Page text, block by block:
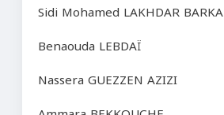
Sidi Mohamed LAKHDAR BARKA
Benaouda LEBDAÏ
Nassera GUEZZEN AZIZI